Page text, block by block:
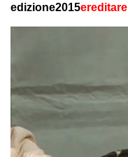
edizione2015ereditare